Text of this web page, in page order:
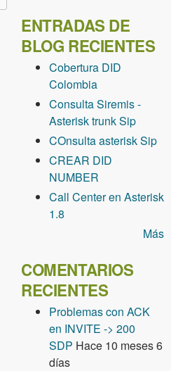
ENTRADAS DE
BLOG RECIENTES
Cobertura DID
Colombia
Consulta Siremis -
Asterisk trunk Sip
COnsulta asterisk Sip
CREAR DID
NUMBER
Call Center en Asterisk
1.8
Más
COMENTARIOS
RECIENTES
Problemas con ACK
en INVITE -> 200
SDP Hace 10 meses 6
días